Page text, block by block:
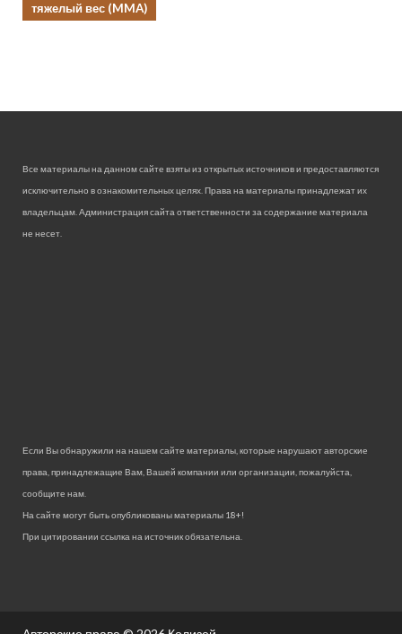
тяжелый вес (MMA)
Все материалы на данном сайте взяты из открытых источников и предоставляются
исключительно в ознакомительных целях. Права на материалы принадлежат их
владельцам. Администрация сайта ответственности за содержание материала
не несет.
Если Вы обнаружили на нашем сайте материалы, которые нарушают авторские
права, принадлежащие Вам, Вашей компании или организации, пожалуйста,
сообщите нам.
На сайте могут быть опубликованы материалы 18+!
При цитировании ссылка на источник обязательна.